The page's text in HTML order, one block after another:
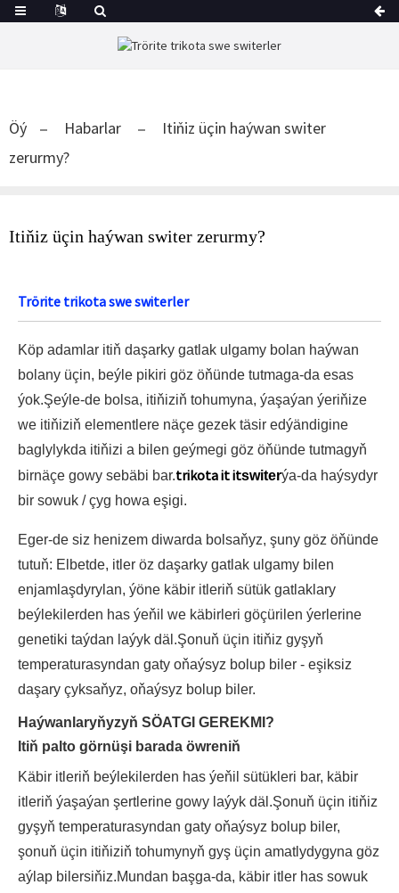
Öý Habarlar
Itiňiz üçin haýwan switer
zerurmy?
Itiňiz üçin haýwan switer zerurmy?
Trörite trikota swe switerler
Köp adamlar itiň daşarky gatlak ulgamy bolan haýwan
bolany üçin, beýle pikiri göz öňünde tutmaga-da esas
ýok.Şeýle-de bolsa, itiňiziň tohumyna, ýaşaýan ýeriňize
we itiňiziň elementlere näçe gezek täsir edýändigine
baglylykda itiňizi a bilen geýmegi göz öňünde tutmagyň
birnäçe gowy sebäbi bar.trikota it itswiterýa-da haýsydyr
bir sowuk / çyg howa eşigi.
Eger-de siz henizem diwarda bolsaňyz, şuny göz öňünde
tutuň: Elbetde, itler öz daşarky gatlak ulgamy bilen
enjamlaşdyrylan, ýöne käbir itleriň sütük gatlaklary
beýlekilerden has ýeňil we käbirleri göçürilen ýerlerine
genetiki taýdan laýyk däl.Şonuň üçin itiňiz gyşyň
temperaturasyndan gaty oňaýsyz bolup biler - eşiksiz
daşary çyksaňyz, oňaýsyz bolup biler.
Haýwanlaryňyzyň SÖATGI GEREKMI?
Itiň palto görnüşi barada öwreniň
Käbir itleriň beýlekilerden has ýeňil sütükleri bar, käbir
itleriň ýaşaýan şertlerine gowy laýyk däl.Şonuň üçin itiňiz
gyşyň temperaturasyndan gaty oňaýsyz bolup biler,
şonuň üçin itiňiziň tohumynyň gyş üçin amatlydygyna göz
aýlap bilersiňiz.Mundan başga-da, käbir itler has sowuk